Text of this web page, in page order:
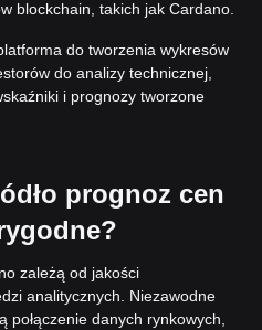
blockchain, takich jak Cardano.
do tworzenia wykresów
do analizy technicznej,
i prognozy tworzone
prognoz cen
zależą od jakości
analitycznych. Niezawodne
danych rynkowych,